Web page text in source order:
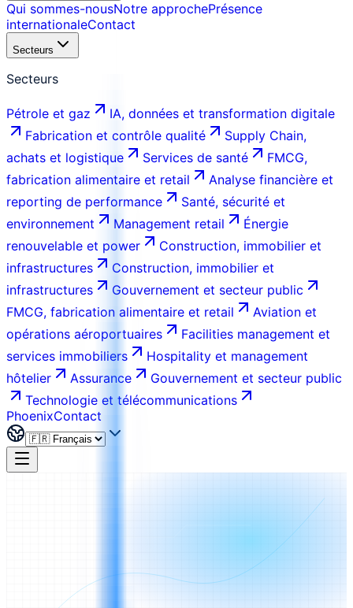
Qui sommes-nousNotre approchePrésence
internationaleContact
Secteurs
Secteurs
Pétrole et gaz
IA, données et transformation digitale
Fabrication et contrôle qualité
Supply Chain,
achats et logistique
Services de santé
FMCG,
fabrication alimentaire et retail
Analyse financière et
reporting de performance
Santé, sécurité et
environnement
Management retail
Énergie
renouvelable et power
Construction, immobilier et
infrastructures
Construction, immobilier et
infrastructures
Gouvernement et secteur public
FMCG, fabrication alimentaire et retail
Aviation et
opérations aéroportuaires
Facilities management et
services immobiliers
Hospitality et management
hôtelier
Assurance
Gouvernement et secteur public
Technologie et télécommunications
PhoenixContact